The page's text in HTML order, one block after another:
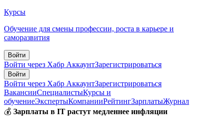
Курсы
Обучение для смены профессии, роста в карьере и
саморазвития
Войти
Войти через Хабр АккаунтЗарегистрироваться
Войти
Войти через Хабр АккаунтЗарегистрироваться
ВакансииСпециалистыКурсы и
обучениеЭкспертыКомпанииРейтингЗарплатыЖурнал
💰 Зарплаты в IT растут медленнее инфляции